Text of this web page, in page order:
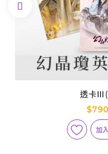
透卡Ⅲ(
$790
加
